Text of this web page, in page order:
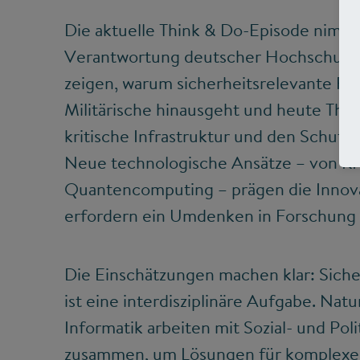
Die aktuelle Think & Do-Episode
Verantwortung deutscher
zeigen, warum sicherheitsrelevante
Militärische hinausgeht und heute
kritische Infrastruktur und den
Neue technologische Ansätze – von
Quantencomputing – prägen die
erfordern ein Umdenken in Forschung
Die Einschätzungen machen klar:
ist eine interdisziplinäre Aufgabe.
Informatik arbeiten mit Sozial- und
zusammen, um Lösungen für